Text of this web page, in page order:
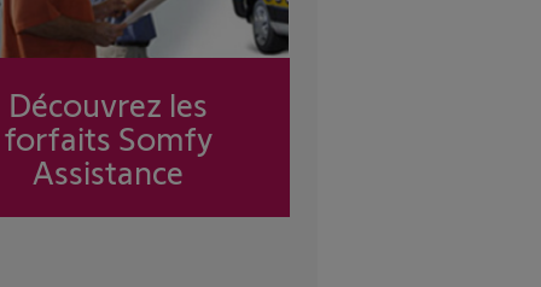
Découvrez les
forfaits Somfy
Assistance